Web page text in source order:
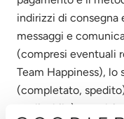
indirizzi di consegna
messaggi e
(compresi eventuali
Team Happiness), lo
(completato,
applicabile) e